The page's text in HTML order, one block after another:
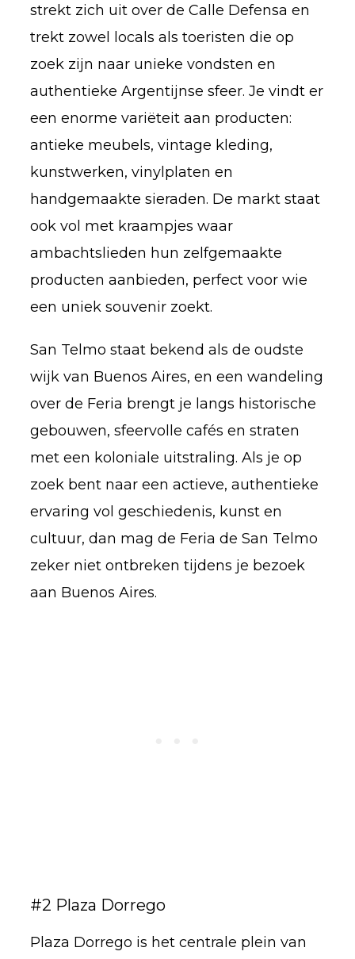
strekt zich uit over de Calle Defensa en
trekt zowel locals als toeristen die op
zoek zijn naar unieke vondsten en
authentieke Argentijnse sfeer. Je vindt er
een enorme variëteit aan producten:
antieke meubels, vintage kleding,
kunstwerken, vinylplaten en
handgemaakte sieraden. De markt staat
ook vol met kraampjes waar
ambachtslieden hun zelfgemaakte
producten aanbieden, perfect voor wie
een uniek souvenir zoekt.
San Telmo staat bekend als de oudste
wijk van Buenos Aires, en een wandeling
over de Feria brengt je langs historische
gebouwen, sfeervolle cafés en straten
met een koloniale uitstraling. Als je op
zoek bent naar een actieve, authentieke
ervaring vol geschiedenis, kunst en
cultuur, dan mag de Feria de San Telmo
zeker niet ontbreken tijdens je bezoek
aan Buenos Aires.
#2 Plaza Dorrego
Plaza Dorrego is het centrale plein van